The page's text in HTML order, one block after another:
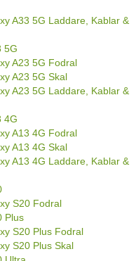
A33 5G Laddare, Kablar &
5G
A23 5G Fodral
A23 5G Skal
A23 5G Laddare, Kablar &
4G
A13 4G Fodral
A13 4G Skal
A13 4G Laddare, Kablar &
S20 Fodral
Plus
S20 Plus Fodral
S20 Plus Skal